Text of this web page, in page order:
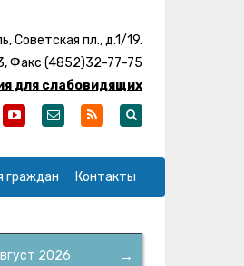
Советская пл., д.1/19.
Факс (4852)32-77-75
для слабовидящих
граждан Контакты
→
2026